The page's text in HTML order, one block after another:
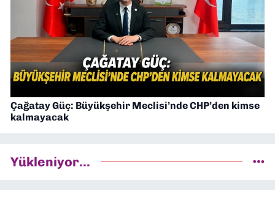
Çağatay Güç: Büyükşehir Meclisi’nde CHP’den kimse
kalmayacak
Yükleniyor...